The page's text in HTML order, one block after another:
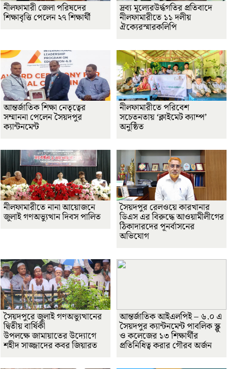
নীলফামারী জেলা পরিষদের
শিক্ষাবৃত্তি পেলেন ২৭ শিক্ষার্থী
দ্রব্য মূল্যেরউর্দ্ধগতির প্রতিবাদে
নীলফামারীতে ১১ দলীয়
ঐক্যেরস্মারকলিপি
আন্তর্জাতিক শিক্ষা নেতৃত্বের
সম্মাননা পেলেন সৈয়দপুর
ক্যান্টনমেন্ট
নীলফামারীতে পরিবেশ
সচেতনতায় ‘ক্লাইমেট ক্যাম্প’
অনুষ্ঠিত
নীলফামারীতে নানা আয়োজনে
জুলাই গণঅভ্যুত্থান দিবস পালিত
সৈয়দপুর রেলওয়ে কারখানার
ডিএস এর বিরুদ্ধে আওয়ামীলীগের
ঠিকাদারদের পূনর্বাসনের
অভিযোগ
সৈয়দপুরে জুলাই গণঅভ্যুত্থানের
দ্বিতীয় বার্ষিকী
উপলক্ষে জামায়াতের উদ্যোগে
শহীদ সাজ্জাদের কবর জিয়ারত
আন্তর্জাতিক আইএলপিই – ৬.০ এ
সৈয়দপুর ক্যান্টনমেন্ট পাবলিক স্ক্লু
ও কলেজের ১৩ শিক্ষার্থীর
প্রতিনিধিত্ব করার গৌরব অর্জন